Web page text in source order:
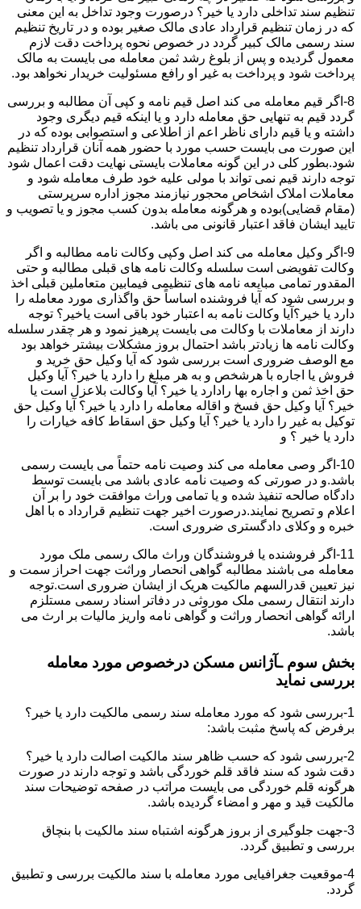
تنظیم سند تداخلی دارد یا خیر؟ درصورت وجود تداخل به این معنی
که در زمان تنظیم قرارداد عادی مالک صغیر بوده و در تاریخ تنظیم
سند رسمی مالک کبیر گردد در خصوص نحوه پرداخت دقت لازم
معمول گردیده و پس از بلوغ رشد ثمن معامله می بایست به مالک
پرداخت شود و پرداخت به غیر او رافع مسئولیت خریدار نخواهد بود.
8-اگر قیم معامله می کند اصل قیم نامه و کپی آن مطالبه و بررسی
گردد قیم به تنهایی حق معامله دارد و یا اینکه قیم دیگری وجود
داشته و یا قیم دارای ناظر اعم از اطلاعی و استصوابی بوده که در
این صورت می بایست حسب مورد با حضور همه آنان قرارداد تنظیم
شود.بطور کلی در این گونه معاملات بایستی نهایت دقت اعمال شود
توجه دارند قیم نمی تواند با مولی علیه خود طرف معامله شود و
معاملات املاک اشخاص محجور نیازمند مجوز اداره سرپرستی
(مقام قضایی)بوده و هرگونه معامله بدون کسب مجوز و یا تصویب و
تایید ایشان فاقد اعتبار قانونی می باشد.
9-اگر وکیل معامله می کند اصل وکپی وکالت نامه مطالبه و اگر
وکالت تفویضی است سلسله وکالت نامه های قبلی مطالبه و حتی
المقدور تمامی مبایعه نامه های تنظیمی فیمابین متعاملین قبلی اخذ
و بررسی شود که آیا فروشنده اساساً حق واگذاری مورد معامله را
دارد یا خیر؟آیا وکالت نامه به اعتبار خود باقی است یاخیر؟ توجه
دارند از معاملات با وکالت می بایست پرهیز نمود و هر چقدر سلسله
وکالت نامه ها زیادتر باشد احتمال بروز مشکلات بیشتر خواهد بود
مع الوصف ضروری است بررسی شود که آیا وکیل حق خرید و
فروش یا اجاره با هرشخص و به هر مبلغ را دارد یا خیر؟ آیا وکیل
حق اخذ ثمن و اجاره بها رادارد یا خیر؟ آیا وکالت بلاعزل است یا
خیر؟ آیا وکیل حق فسخ و اقاله معامله را دارد یا خیر؟ آیا وکیل حق
توکیل به غیر را دارد یا خیر؟ آیا وکیل حق اسقاط کافه خیارات را
دارد یا خیر ؟ و
10-اگر وصی معامله می کند وصیت نامه حتماً می بایست رسمی
باشد.و در صورتی که وصیت نامه عادی باشد می بایست توسط
دادگاه صالحه تنفیذ شده و یا تمامی وراث موافقت خود را بر آن
اعلام و تصریح نمایند.درصورت اخیر جهت تنظیم قرارداد ه با اهل
خبره و وکلای دادگستری ضروری است.
11-اگر فروشنده یا فروشندگان وراث مالک رسمی ملک مورد
معامله می باشند مطالبه گواهی انحصار وراثت جهت احراز سمت و
نیز تعیین قدرالسهم مالکیت هریک از ایشان ضروری است.توجه
دارند انتقال رسمی ملک موروثی در دفاتر اسناد رسمی مستلزم
ارائه گواهی انحصار وراثت و گواهی نامه واریز مالیات بر ارث می
باشد.
بخش سوم ـآژانس مسکن درخصوص مورد معامله
بررسی نماید
1-بررسی شود که مورد معامله سند رسمی مالکیت دارد یا خیر؟
برفرض که پاسخ مثبت باشد:
2-بررسی شود که حسب ظاهر سند مالکیت اصالت دارد یا خیر؟
دقت شود که سند فاقد قلم خوردگی باشد و توجه دارند در صورت
هرگونه قلم خوردگی می بایست مراتب در صفحه توضیحات سند
مالکیت قید و مهر و امضاء گردیده باشد.
3-جهت جلوگیری از بروز هرگونه اشتباه سند مالکیت با بنچاق
بررسی و تطبیق گردد.
4-موقعیت جغرافیایی مورد معامله با سند مالکیت بررسی و تطبیق
گردد.